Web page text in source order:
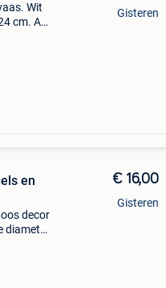
Wit
cm. Af
Gisteren
en
decor
diameter
€ 16,00
Gisteren